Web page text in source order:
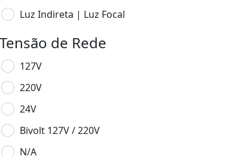
Luz Indireta | Luz Focal
Tensão de Rede
127V
220V
24V
Bivolt 127V / 220V
N/A